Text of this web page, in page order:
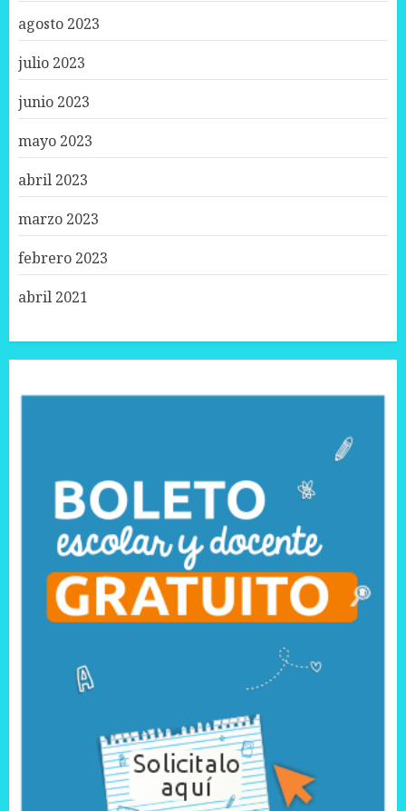
agosto 2023
julio 2023
junio 2023
mayo 2023
abril 2023
marzo 2023
febrero 2023
abril 2021